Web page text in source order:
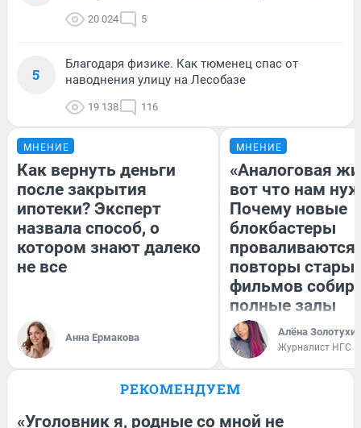
20 024 5
5
Благодаря физике. Как тюменец спас от
наводнения улицу на Лесобазе
19 138 116
МНЕНИЕ
Как вернуть деньги
после закрытия
ипотеки? Эксперт
назвала способ, о
котором знают далеко
не все
Анна Ермакова
МНЕНИЕ
«Аналоговая
вот что нам
Почему новые
блокбастеры
повторы
фильмов
полные залы
Алёна
Журналист НГС
РЕКОМЕНДУЕМ
«Уголовник я, родные со мной не